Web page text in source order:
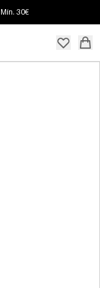
30€